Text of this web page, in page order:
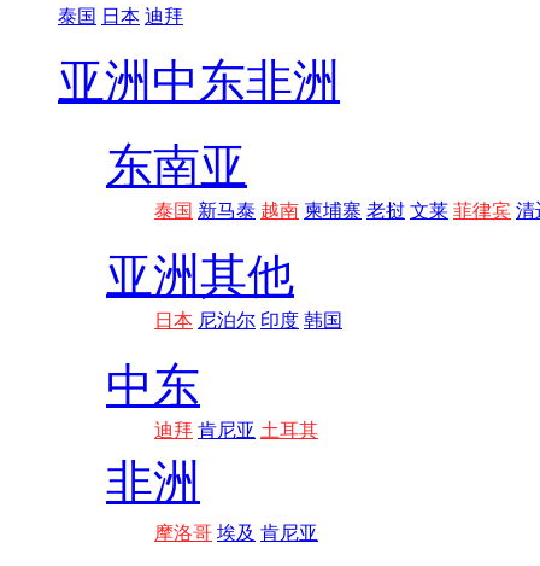
泰国 日本 迪拜
亚洲 中东非洲
东南亚
泰国 新马泰 越南 柬埔寨 老挝 文莱 菲律宾 清
亚洲其他
日本 尼泊尔 印度 韩国
中东
迪拜 肯尼亚 土耳其
非洲
摩洛哥 埃及 肯尼亚